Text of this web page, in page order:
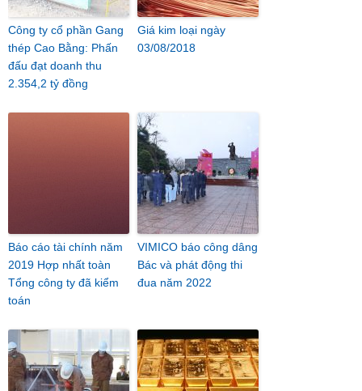
Công ty cổ phần Gang
thép Cao Bằng: Phấn
đấu đạt doanh thu
2.354,2 tỷ đồng
Giá kim loại ngày
03/08/2018
Báo cáo tài chính năm
2019 Hợp nhất toàn
Tổng công ty đã kiểm
toán
VIMICO báo công dâng
Bác và phát động thi
đua năm 2022